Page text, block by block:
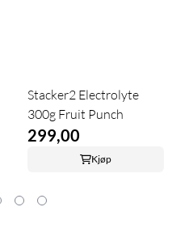
Stacker2 Electrolyte
300g Fruit Punch
299,00
Kjøp